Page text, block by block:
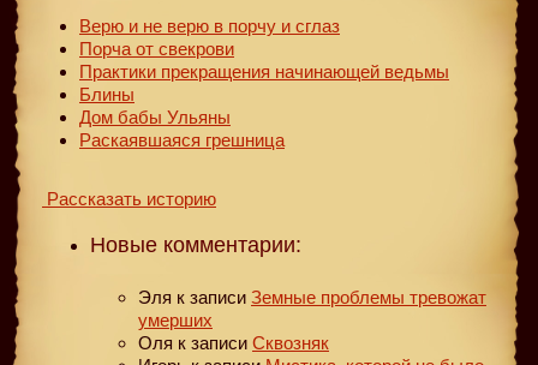
Верю и не верю в порчу и сглаз
Порча от свекрови
Практики прекращения начинающей ведьмы
Блины
Дом бабы Ульяны
Раскаявшаяся грешница
Рассказать историю
Новые комментарии:
Эля к записи Земные проблемы тревожат
умерших
Оля к записи Сквозняк